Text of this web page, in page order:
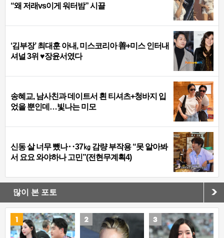
“왜 저래vs이게 워터밤” 시끌
‘김부장’ 최대훈 아내, 미스코리아 善+미스 인터내
셔널 3위 ♥장윤서였다
송혜교, 남사친과 데이트서 흰 티셔츠+청바지 입
었을 뿐인데…빛나는 미모
신동 살 너무 뺐나‥37㎏ 감량 부작용 “못 알아봐
서 요요 와야하나 고민”(전현무계획4)
많이 본 포토